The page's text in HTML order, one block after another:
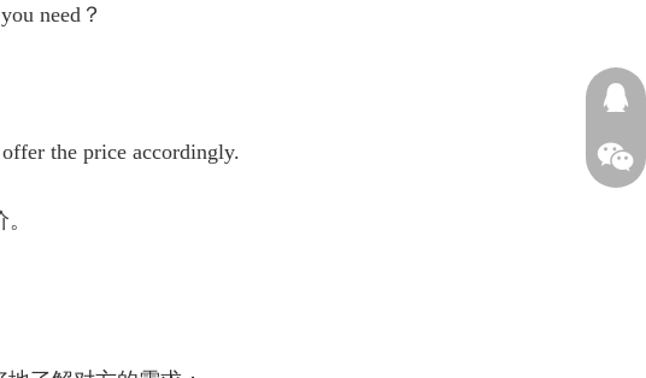
need？
the price accordingly.